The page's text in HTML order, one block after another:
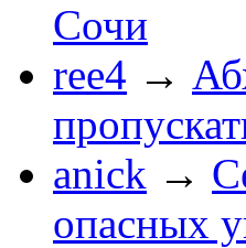
Сочи
ree4 →
anick →
опасных